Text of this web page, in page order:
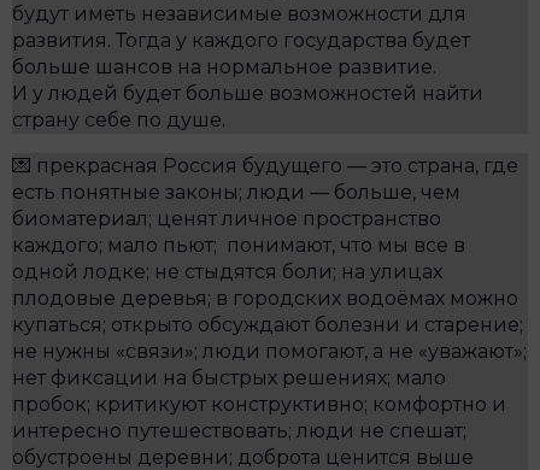
будут иметь независимые возможности для
развития. Тогда у каждого государства будет
больше шансов на нормальное развитие.
И у людей будет больше возможностей найти
страну себе по душе.
💌 прекрасная Россия будущего — это страна, где
есть понятные законы; люди — больше, чем
биоматериал; ценят личное пространство
каждого; мало пьют; понимают, что мы все в
одной лодке; не стыдятся боли; на улицах
плодовые деревья; в городских водоёмах можно
купаться; открыто обсуждают болезни и старение;
не нужны «связи»; люди помогают, а не «уважают»;
нет фиксации на быстрых решениях; мало
пробок; критикуют конструктивно; комфортно и
интересно путешествовать; люди не спешат;
обустроены деревни; доброта ценится выше